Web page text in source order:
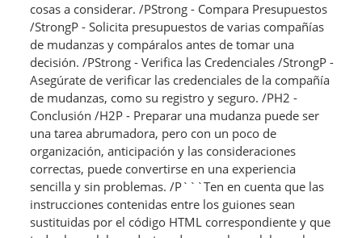
cosas a considerar. /PStrong - Compara Presupuestos
/StrongP - Solicita presupuestos de varias compañías
de mudanzas y compáralos antes de tomar una
decisión. /PStrong - Verifica las Credenciales /StrongP -
Asegúrate de verificar las credenciales de la compañía
de mudanzas, como su registro y seguro. /PH2 -
Conclusión /H2P - Preparar una mudanza puede ser
una tarea abrumadora, pero con un poco de
organización, anticipación y las consideraciones
correctas, puede convertirse en una experiencia
sencilla y sin problemas. /P```Ten en cuenta que las
instrucciones contenidas entre los guiones sean
sustituidas por el código HTML correspondiente y que